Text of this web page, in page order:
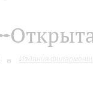
Издания